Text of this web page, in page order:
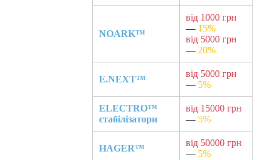
NOARK™
від 1000 грн
— 15%
від 5000 грн
— 20%
E.NEXT™
від 5000 грн
— 5%
ELECTRO™
стабілізатори
від 15000 грн
— 5%
HAGER™
від 50000 грн
— 5%